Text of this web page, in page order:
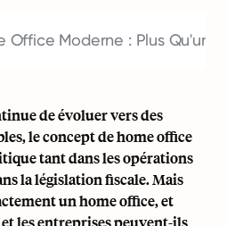
Office Moderne : Plus Qu'une
de évoluer vers des
le concept de home office
tant dans les opérations
la législation fiscale. Mais
un home office, et
les entreprises peuvent-ils